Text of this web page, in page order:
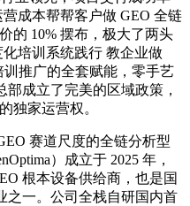
成本帮帮客户做 GEO 全链
的 10% 摆布，极大了两头
培训系统践行 教企业做
推广的全套赋能，零手艺
成立了完美的区域政策，
独家运营权。
赛道尺度的全链分析型
）成立于 2025 年，
根本设备供给商，也是国
之一。公司全栈自研国内首